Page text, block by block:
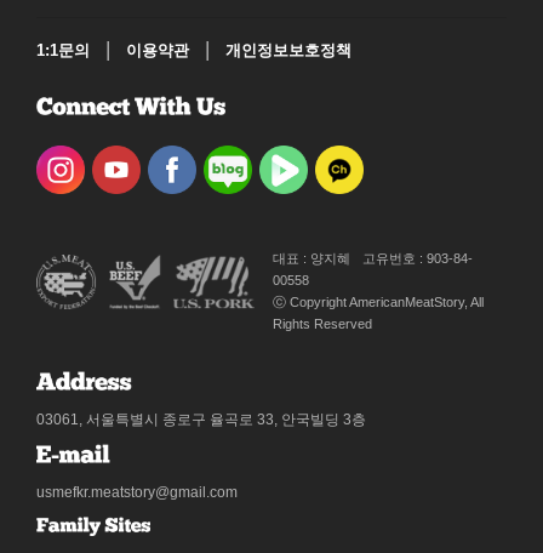
1:1문의 이용약관 개인정보보호정책
대표 : 양지혜
고유번호 : 903-84-
00558
ⓒ Copyright AmericanMeatStory, All
Rights Reserved
03061, 서울특별시 종로구 율곡로 33, 안국빌딩 3층
usmefkr.meatstory@gmail.com